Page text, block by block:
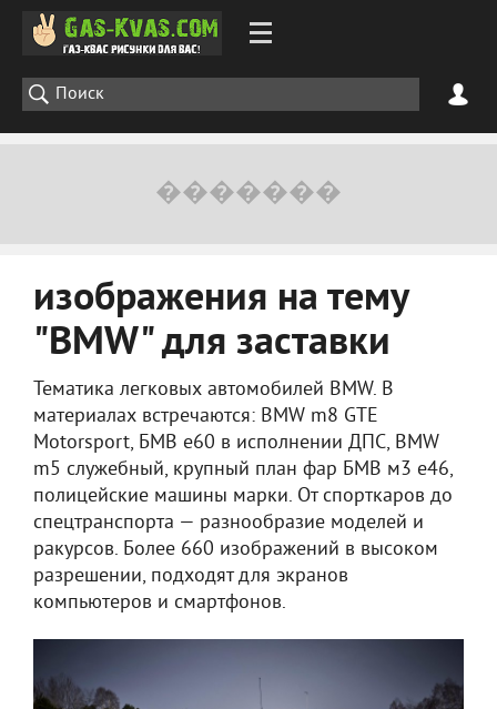
изображения на тему
"BMW" для заставки
Тематика легковых автомобилей BMW. В
материалах встречаются: BMW m8 GTE
Motorsport, БМВ е60 в исполнении ДПС, BMW
m5 служебный, крупный план фар БМВ м3 е46,
полицейские машины марки. От спорткаров до
спецтранспорта — разнообразие моделей и
ракурсов. Более 660 изображений в высоком
разрешении, подходят для экранов
компьютеров и смартфонов.